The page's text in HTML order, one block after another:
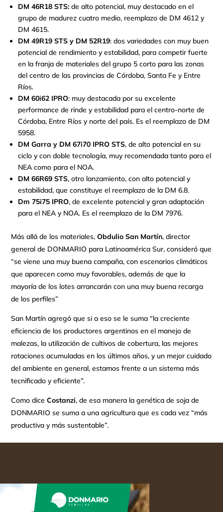
DM 46R18 STS: de alto potencial, muy destacado en el
grupo de madurez cuatro medio, reemplazo de DM 4612 y
DM 4615.
DM 49R19 STS y DM 52R19: dos variedades con muy buen
potencial de rendimiento y estabilidad, para competir fuerte
en la franja de materiales del grupo 5 corto para las zonas
del centro de las provincias de Córdoba, Santa Fe y Entre
Ríos.
DM 60i62 IPRO: muy destacada por su excelente
performance de rinde y estabilidad para el centro-norte de
Córdoba, Entre Ríos y norte del país. Es el reemplazo de DM
5958.
DM Garra y DM 67i70 IPRO STS, de alto potencial en su
ciclo y con doble tecnología, muy recomendada tanto para el
NEA como para el NOA.
DM 66R69 STS, otro lanzamiento, con alto potencial y
estabilidad, que constituye el reemplazo de la DM 6.8.
Dm 75i75 IPRO, de excelente potencial y gran adaptación
para el NEA y NOA. Es el reemplazo de la DM 7976.
Más allá de los materiales,Obdulio San Martín, director
general de DONMARIO para Latinoamérica Sur, consideró que
“se viene una muy buena campaña, con escenarios climáticos
que aparecen como muy favorables, además de que la
mayoría de los lotes arrancarán con una muy buena recarga
de los perfiles”
San Martín agregó que si a eso se le suma “la creciente
eficiencia de los productores argentinos en el manejo de
malezas, la utilización de cultivos de cobertura, las mejores
rotaciones acumuladas en los últimos años, y un mejor cuidado
del ambiente en general, estamos frente a un sistema más
tecnificado y eficiente”.
Como diceCostanzi, de esa manera la genética de soja de
DONMARIO se suma a una agricultura que es cada vez “más
productiva y más sustentable”.